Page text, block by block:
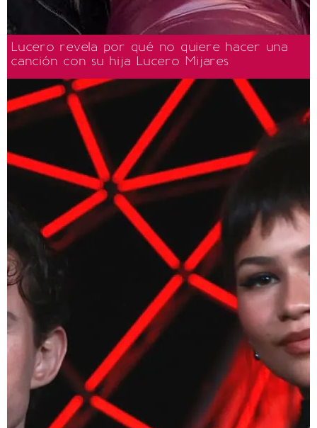
Lucero revela por qué no quiere hacer una
canción con su hija Lucero Mijares